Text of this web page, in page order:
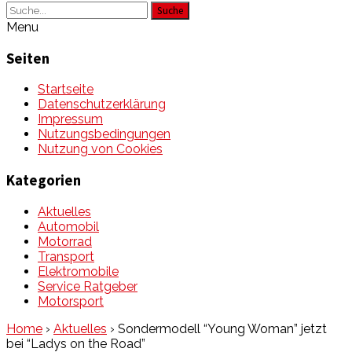
Suche
Menu
Seiten
Startseite
Datenschutzerklärung
Impressum
Nutzungsbedingungen
Nutzung von Cookies
Kategorien
Aktuelles
Automobil
Motorrad
Transport
Elektromobile
Service Ratgeber
Motorsport
Home › Aktuelles › Sondermodell “Young Woman” jetzt
bei “Ladys on the Road”